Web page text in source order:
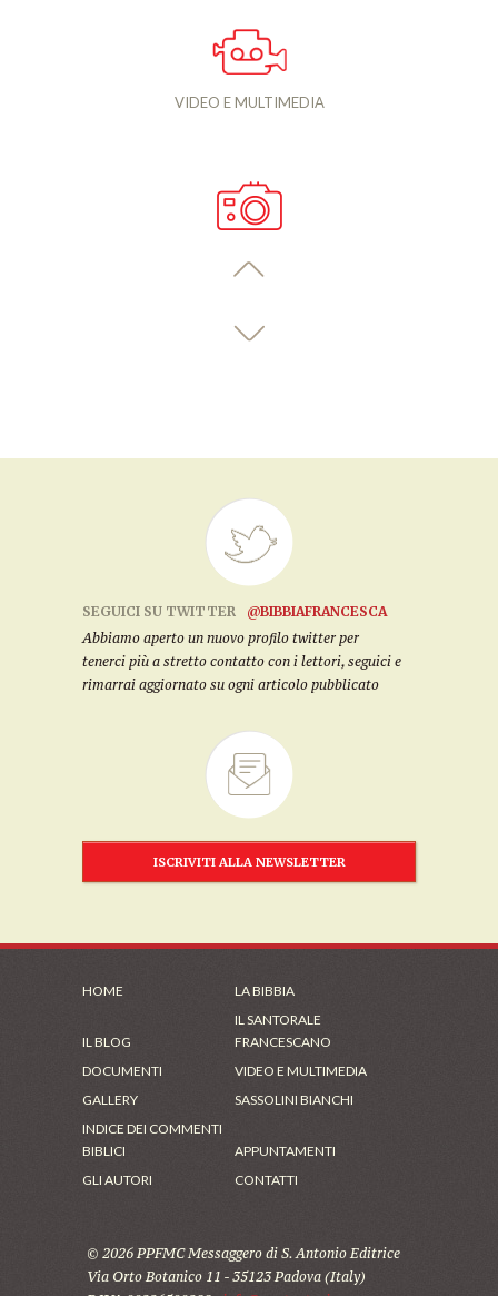
VIDEO E MULTIMEDIA
SEGUICI SU TWITTER
@BIBBIAFRANCESCA
Abbiamo aperto un nuovo profilo twitter per
tenerci più a stretto contatto con i lettori, seguici e
rimarrai aggiornato su ogni articolo pubblicato
ISCRIVITI ALLA NEWSLETTER
HOME LA BIBBIA
IL BLOG
IL SANTORALE
FRANCESCANO
DOCUMENTI
VIDEO E MULTIMEDIA
GALLERY
SASSOLINI BIANCHI
INDICE DEI COMMENTI
BIBLICI
APPUNTAMENTI
GLI AUTORI
CONTATTI
© 2026 PPFMC Messaggero di S. Antonio Editrice
Via Orto Botanico 11 - 35123 Padova (Italy)